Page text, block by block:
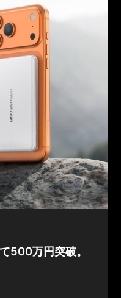
500万円突破。